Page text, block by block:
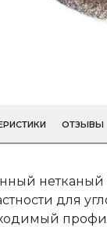
ОТЗЫВЫ
для